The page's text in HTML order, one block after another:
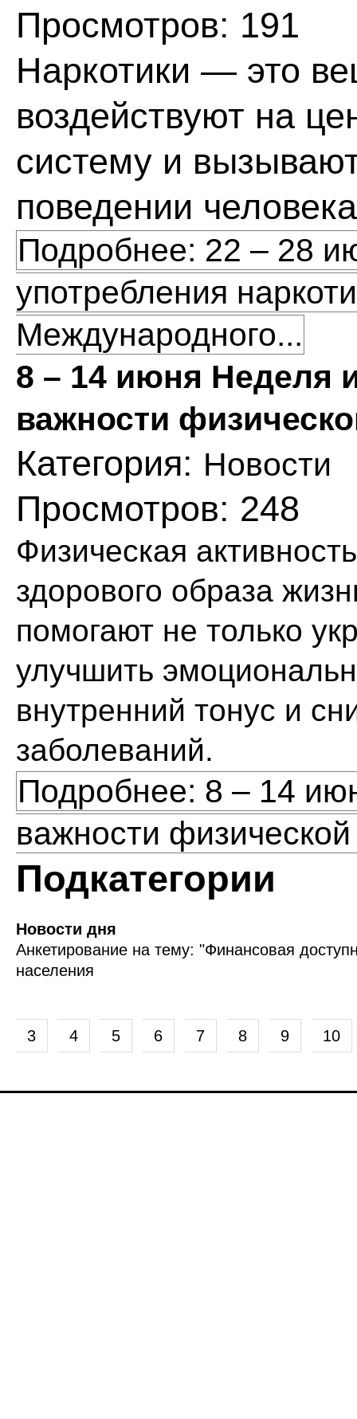
Просмотров: 191
Наркотики — это
воздействуют на
систему и
поведении
Подробнее: 22 – 28
употребления
Международного...
8 – 14 июня Неделя
важности
Категория: Новости
Просмотров: 248
Физическая
здорового образа
помогают не только
улучшить
внутренний тонус и
заболеваний.
Подробнее: 8 – 14
важности физической
Подкатегории
Новости дня
Анкетирование на тему: "Финансовая
населения
3 4 5 6 7 8 9 10